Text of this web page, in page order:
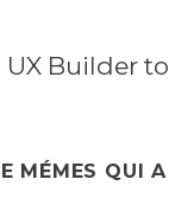
les
UX Builder
MÉMES QUI